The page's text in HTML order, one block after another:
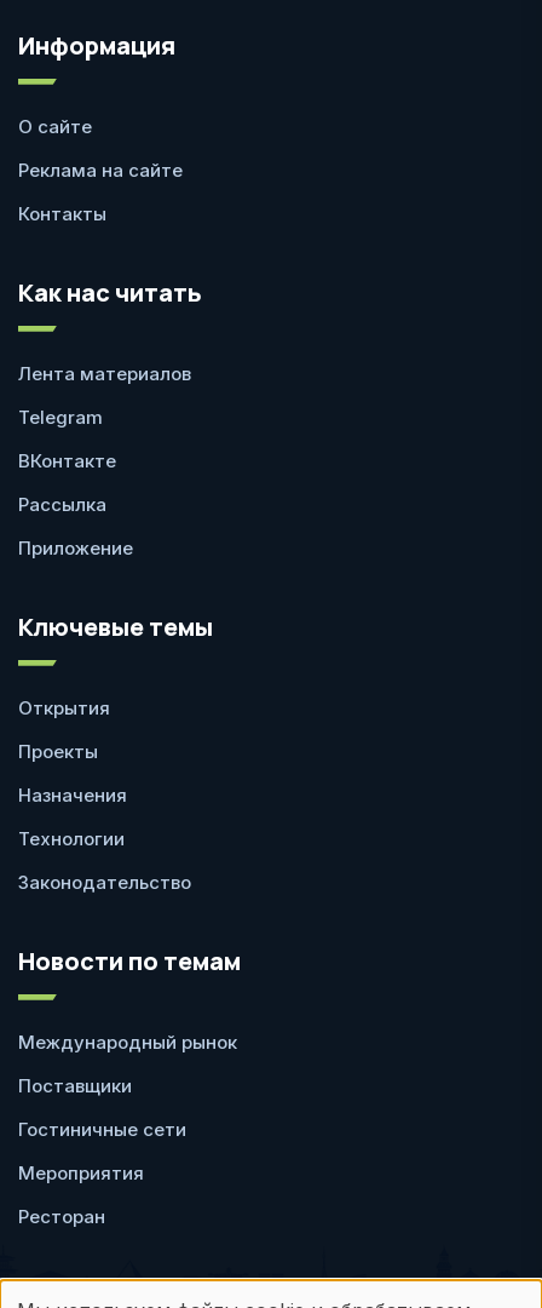
Информация
О сайте
Реклама на сайте
Контакты
Как нас читать
Лента материалов
Telegram
ВКонтакте
Рассылка
Приложение
Ключевые темы
Открытия
Проекты
Назначения
Технологии
Законодательство
Новости по темам
Международный рынок
Поставщики
Гостиничные сети
Мероприятия
Ресторан